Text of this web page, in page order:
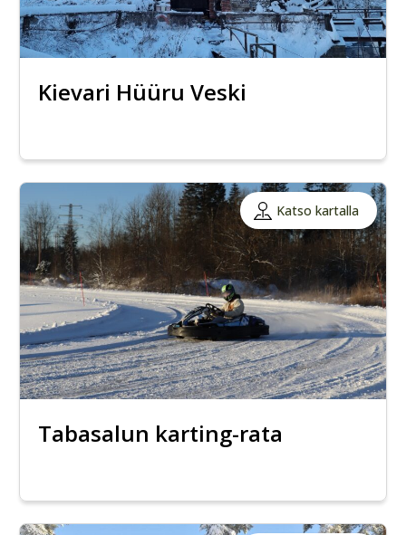
Kievari Hüüru Veski
Katso kartalla
Tabasalun karting-rata